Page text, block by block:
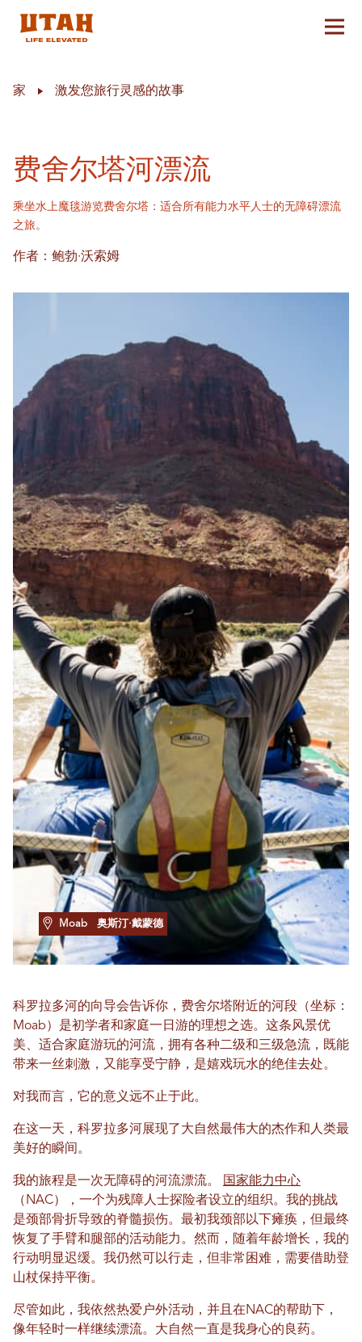
切换
家 激发您旅行灵感的故事
费舍尔塔河漂流
乘坐水上魔毯游览费舍尔塔：适合所有能力水平人士的无障碍漂流
之旅。
作者：鲍勃·沃索姆
Moab 奥斯汀·戴蒙德
科罗拉多河的向导会告诉你，费舍尔塔附近的河段（坐标：
Moab）是初学者和家庭一日游的理想之选。这条风景优
美、适合家庭游玩的河流，拥有各种二级和三级急流，既能
带来一丝刺激，又能享受宁静，是嬉戏玩水的绝佳去处。
对我而言，它的意义远不止于此。
在这一天，科罗拉多河展现了大自然最伟大的杰作和人类最
美好的瞬间。
我的旅程是一次无障碍的河流漂流。
国家能力中心
（NAC），一个为残障人士探险者设立的组织。我的挑战
是颈部骨折导致的脊髓损伤。最初我颈部以下瘫痪，但最终
恢复了手臂和腿部的活动能力。然而，随着年龄增长，我的
行动明显迟缓。我仍然可以行走，但非常困难，需要借助登
山杖保持平衡。
尽管如此，我依然热爱户外活动，并且在NAC的帮助下，
像年轻时一样继续漂流。大自然一直是我身心的良药。